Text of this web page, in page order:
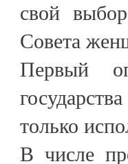
свой
Совета
Первый
только
В числе